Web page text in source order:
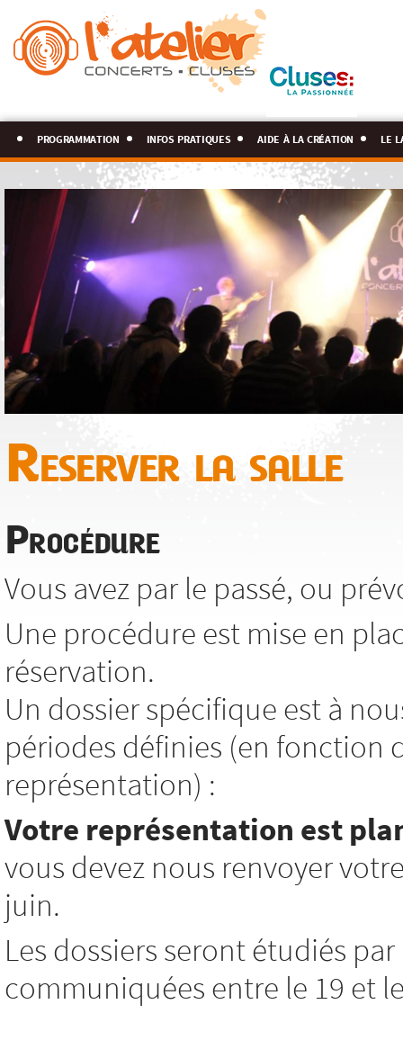
programmation infos pratiques aide à la création le
Reserver la salle
Procédure
Vous avez par le passé, ou
Une procédure est mise en
réservation.
Un dossier spécifique est à
périodes définies (en fonction
représentation) :
Votre représentation est
vous devez nous renvoyer
juin.
Les dossiers seront étudiés
communiquées entre le 19 et